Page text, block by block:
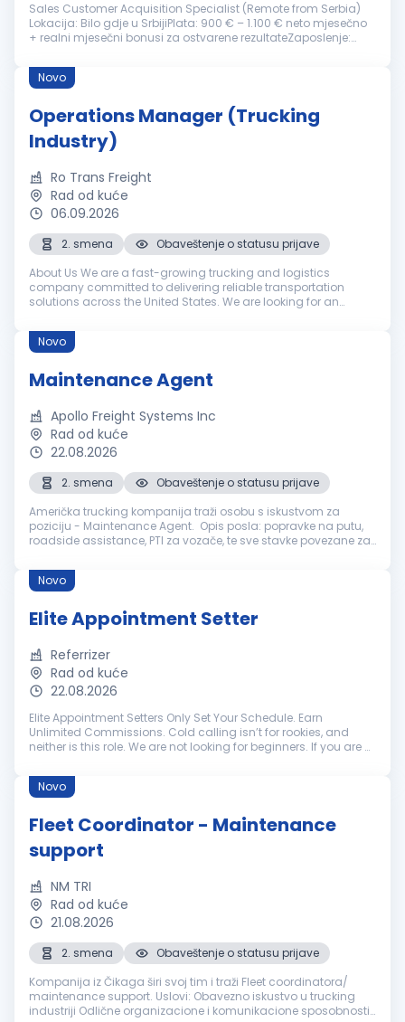
Sales Customer Acquisition Specialist (Remote from Serbia)
Lokacija: Bilo gdje u SrbijiPlata: 900 € – 1.100 € neto mjesečno
+ realni mjesečni bonusi za ostvarene rezultateZaposlenje:
Alpha Mig...
Novo
Operations Manager (Trucking
Industry)
Ro Trans Freight
Rad od kuće
06.09.2026
2. smena
Obaveštenje o statusu prijave
About Us We are a fast-growing trucking and logistics
company committed to delivering reliable transportation
solutions across the United States. We are looking for an
lead our dispatch and opera...
Novo
Maintenance Agent
Apollo Freight Systems Inc
Rad od kuće
22.08.2026
2. smena
Obaveštenje o statusu prijave
Američka trucking kompanija traži osobu s iskustvom za
poziciju - Maintenance Agent. Opis posla: popravke na putu,
roadside assistance, PTI za vozače, te sve stavke povezane za
američkoj tru...
Novo
Elite Appointment Setter
Referrizer
Rad od kuće
22.08.2026
Elite Appointment Setters Only Set Your Schedule. Earn
Unlimited Commissions. Cold calling isn’t for rookies, and
neither is this role. We are not looking for beginners. If you are a
crushing hi...
Novo
Fleet Coordinator - Maintenance
support
NM TRI
Rad od kuće
21.08.2026
2. smena
Obaveštenje o statusu prijave
Kompanija iz Čikaga širi svoj tim i traži Fleet coordinatora/
maintenance support. Uslovi: Obavezno iskustvo u trucking
industriji Odlične organizacione i komunikacione sposobnosti